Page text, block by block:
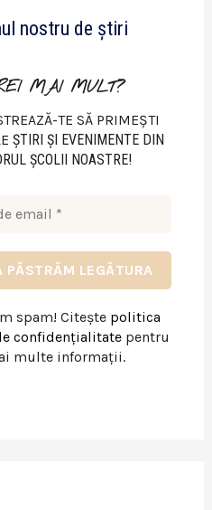
nostru de știri
MAI MULT?
TE SĂ PRIMEȘTI
ŞTIRI ŞI EVENIMENTE DIN
ŞCOLII NOASTRE!
spam! Citește politica
confidențialitatepentru
multe informații.